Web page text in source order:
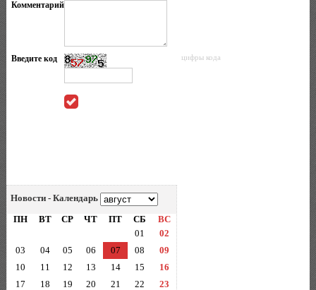
Комментарий
Введите код цифры кода
Новости - Календарь
ПН
ВТ СР ЧТ ПТ СБ
ВС
01
02
03
04 05 06 07 08
09
10
11 12 13 14 15
16
17
18 19 20 21 22 23